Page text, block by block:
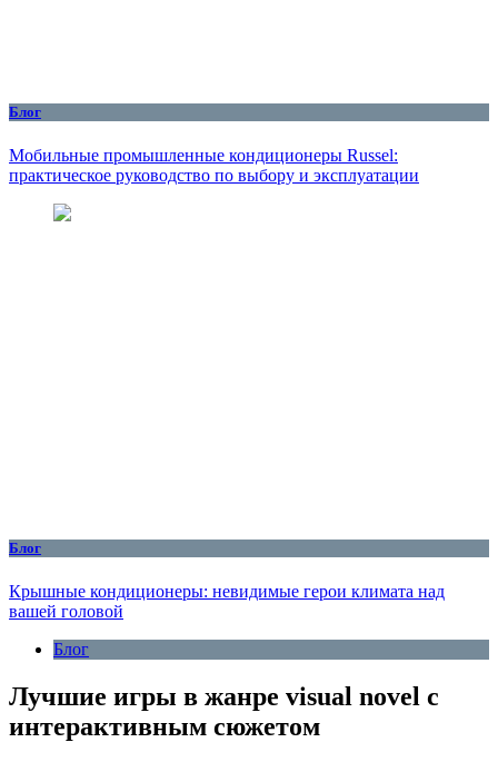
Блог
Мобильные промышленные кондиционеры Russel:
практическое руководство по выбору и эксплуатации
Блог
Крышные кондиционеры: невидимые герои климата над
вашей головой
Блог
Лучшие игры в жанре visual novel с
интерактивным сюжетом